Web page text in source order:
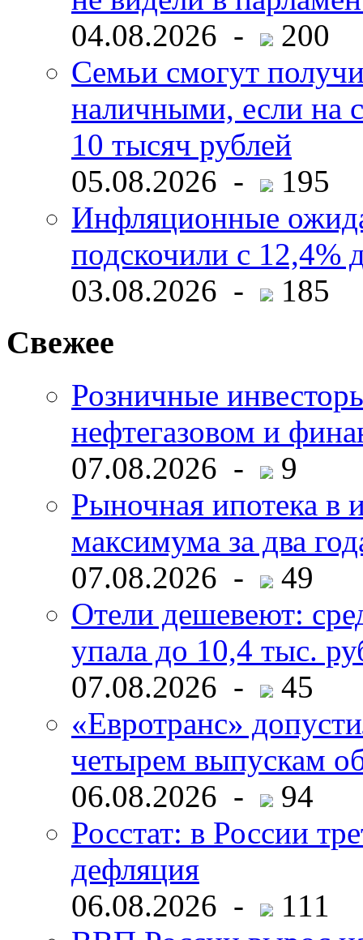
04.08.2026 -
200
Семьи смогут
наличными, если на
10 тысяч рублей
05.08.2026 -
195
Инфляционные
подскочили с 12,4%
03.08.2026 -
185
Свежее
Розничные
нефтегазовом и
07.08.2026 -
9
Рыночная ипотека в
максимума за два
07.08.2026 -
49
Отели дешевеют:
упала до 10,4 тыс.
07.08.2026 -
45
«Евротранс»
четырем выпускам
06.08.2026 -
94
Росстат: в России
дефляция
06.08.2026 -
111